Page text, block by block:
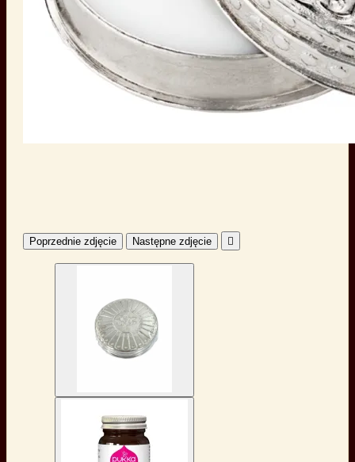
Poprzednie zdjęcie Następne zdjęcie 